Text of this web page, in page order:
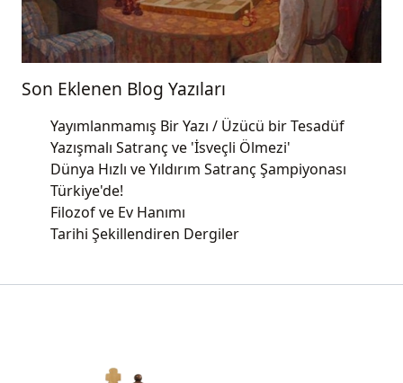
Son Eklenen Blog Yazıları
Yayımlanmamış Bir Yazı / Üzücü bir Tesadüf
Yazışmalı Satranç ve 'İsveçli Ölmezi'
Dünya Hızlı ve Yıldırım Satranç Şampiyonası
Türkiye'de!
Filozof ve Ev Hanımı
Tarihi Şekillendiren Dergiler